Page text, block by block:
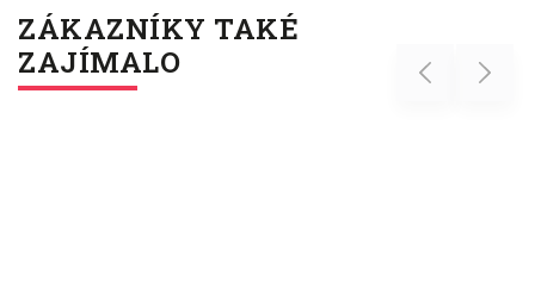
ZÁKAZNÍKY TAKÉ
ZAJÍMALO
Previous Next